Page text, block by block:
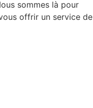
sommes là pour
offrir un service de